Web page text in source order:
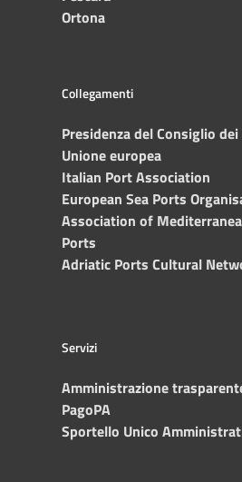
Ortona
Collegamenti
Presidenza del Consiglio
Unione europea
Italian Port Association
European Sea Ports
Association of
Ports
Adriatic Ports Cultural
Servizi
Amministrazione
PagoPA
Sportello Unico